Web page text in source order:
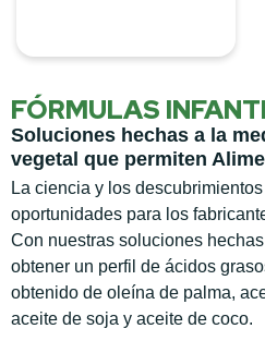
FÓRMULAS
Soluciones hechas a la
vegetal que permiten
La ciencia y los
oportunidades para los
Con nuestras soluciones
obtener un perfil de ácidos
obtenido de oleína de palma,
aceite de soja y aceite de coco.